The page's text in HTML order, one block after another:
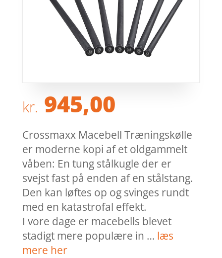
kr. 945,00
Crossmaxx Macebell Træningskølle
er moderne kopi af et oldgammelt
våben: En tung stålkugle der er
svejst fast på enden af en stålstang.
Den kan løftes op og svinges rundt
med en katastrofal effekt.
I vore dage er macebells blevet
stadigt mere populære in … læs
mere her